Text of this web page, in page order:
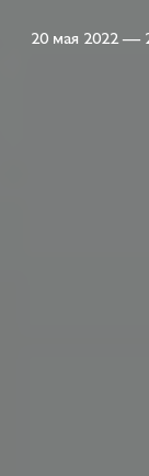
20 мая 2022 —